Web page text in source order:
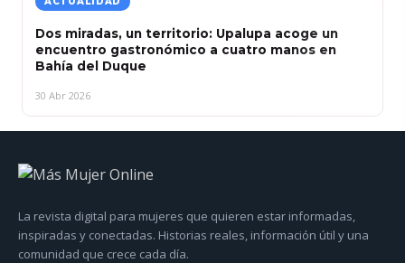
Dos miradas, un territorio: Upalupa acoge un
encuentro gastronómico a cuatro manos en
Bahía del Duque
30 Abr 2026
La revista digital para mujeres que quieren estar informadas,
inspiradas y conectadas. Historias reales, información útil y una
comunidad que crece cada día.